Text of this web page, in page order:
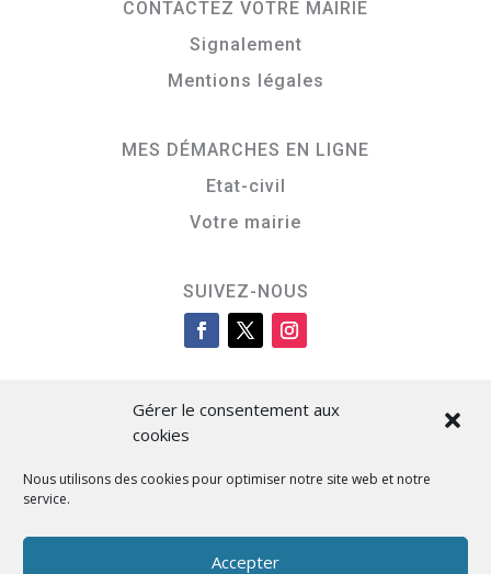
Gérer le consentement aux
cookies
Nous utilisons des cookies pour optimiser notre site web et notre
service.
Accepter
CONTACTEZ VOTRE MAIRIE
Signalement
Mentions légales
MES DÉMARCHES EN LIGNE
Etat-civil
Votre mairie
SUIVEZ-NOUS
Cità di L’Isula